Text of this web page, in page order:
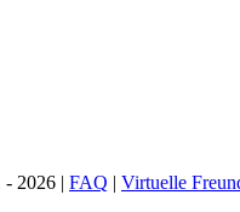
2026 | FAQ | Virtuelle